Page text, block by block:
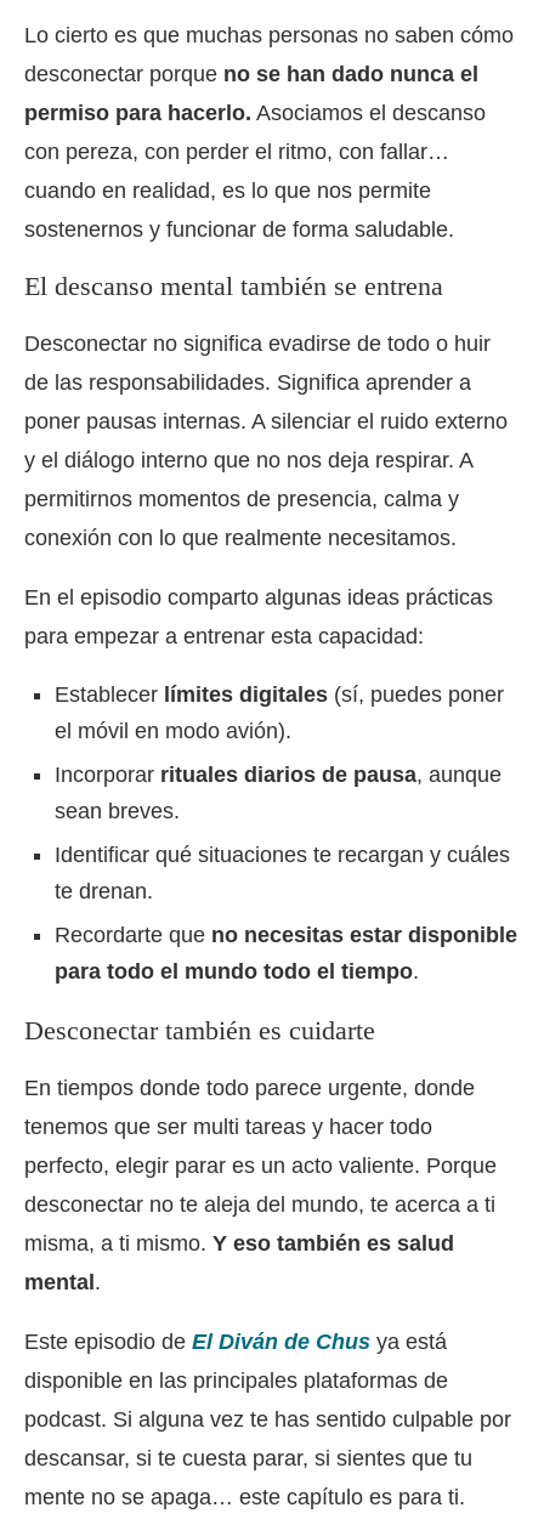
Lo cierto es que muchas personas no saben cómo
desconectar porque no se han dado nunca el
permiso para hacerlo. Asociamos el descanso
con pereza, con perder el ritmo, con fallar…
cuando en realidad, es lo que nos permite
sostenernos y funcionar de forma saludable.
El descanso mental también se entrena
Desconectar no significa evadirse de todo o huir
de las responsabilidades. Significa aprender a
poner pausas internas. A silenciar el ruido externo
y el diálogo interno que no nos deja respirar. A
permitirnos momentos de presencia, calma y
conexión con lo que realmente necesitamos.
En el episodio comparto algunas ideas prácticas
para empezar a entrenar esta capacidad:
Establecer límites digitales (sí, puedes poner
el móvil en modo avión).
Incorporar rituales diarios de pausa, aunque
sean breves.
Identificar qué situaciones te recargan y cuáles
te drenan.
Recordarte que no necesitas estar disponible
para todo el mundo todo el tiempo.
Desconectar también es cuidarte
En tiempos donde todo parece urgente, donde
tenemos que ser multi tareas y hacer todo
perfecto, elegir parar es un acto valiente. Porque
desconectar no te aleja del mundo, te acerca a ti
misma, a ti mismo. Y eso también es salud
mental.
Este episodio de El Diván de Chus ya está
disponible en las principales plataformas de
podcast. Si alguna vez te has sentido culpable por
descansar, si te cuesta parar, si sientes que tu
mente no se apaga… este capítulo es para ti.